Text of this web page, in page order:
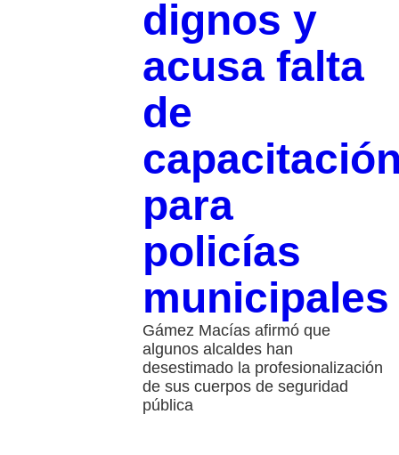
dignos y
acusa falta
de
para
policías
municipales
Gámez Macías afirmó que
algunos alcaldes han
desestimado la profesionalización
de sus cuerpos de seguridad
pública